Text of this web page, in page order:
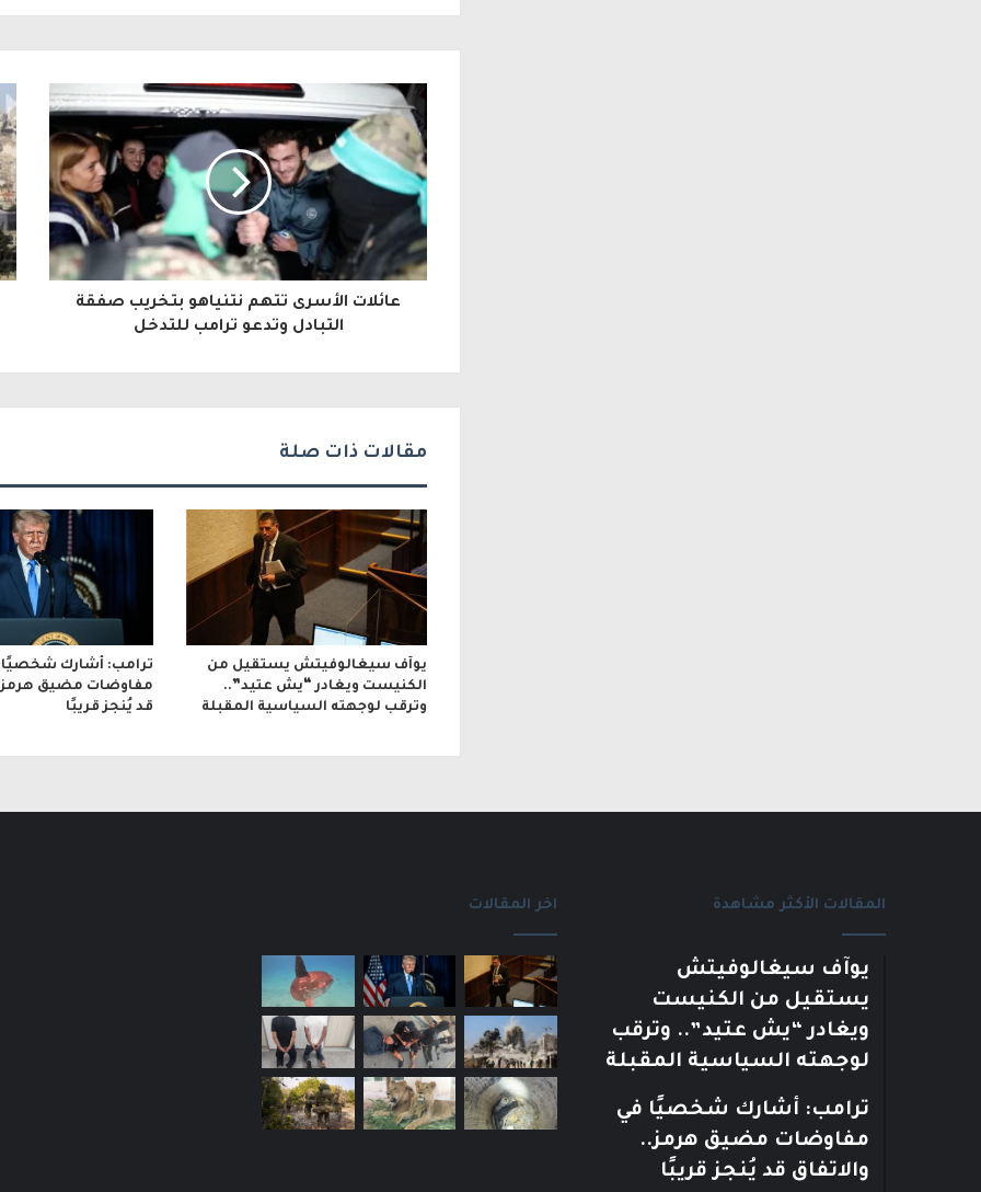
ل
ب
ر
ي
د
ك
ا
ل
و
ي
عائلات الأسرى تتهم نتنياهو بتخريب صفقة
التبادل وتدعو ترامب للتدخل
مقالات ذات صلة
يوآف سيغالوفيتش يستقيل من
الكنيست ويغادر “يش عتيد”..
وترقب لوجهته السياسية المقبلة
ترامب: أشارك
مفاوضات مضيق هرمز..
قد يُنجز قريبًا
المقالات الأكثر مشاهدة
يوآف سيغالوفيتش
يستقيل من الكنيست
ويغادر “يش عتيد”.. وترقب
لوجهته السياسية المقبلة
ترامب: أشارك شخصيًا في
مفاوضات مضيق هرمز..
والاتفاق قد يُنجز قريبًا
اخر المقالات